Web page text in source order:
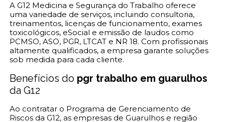
A G12 Medicina e Segurança do Trabalho oferece
uma variedade de serviços, incluindo consultoria,
treinamentos, licenças de funcionamento, exames
toxicológicos, eSocial e emissão de laudos como
PCMSO, ASO, PGR, LTCAT e NR 18. Com profissionais
altamente qualificados, a empresa garante soluções
sob medida para cada cliente.
Benefícios do pgr trabalho em guarulhos
da G12
Ao contratar o Programa de Gerenciamento de
Riscos da G12, as empresas de Guarulhos e região